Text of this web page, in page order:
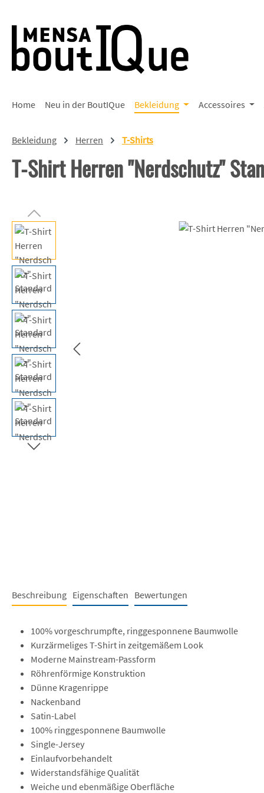
Home Neu in der BoutIQue Bekleidung Accessoires
Bekleidung Herren T-Shirts
T-Shirt Herren "Nerdschutz"
Bildergalerie überspringen
Beschreibung Eigenschaften Bewertungen
100% vorgeschrumpfte, ringgesponnene Baumwolle
Kurzärmeliges T-Shirt in zeitgemäßem Look
Moderne Mainstream-Passform
Röhrenförmige Konstruktion
Dünne Kragenrippe
Nackenband
Satin-Label
100% ringgesponnene Baumwolle
Single-Jersey
Einlaufvorbehandelt
Widerstandsfähige Qualität
Weiche und ebenmäßige Oberfläche